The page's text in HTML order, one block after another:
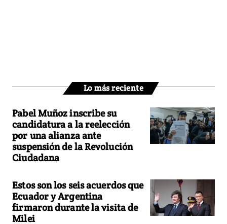
Lo más reciente
Pabel Muñoz inscribe su
candidatura a la reelección
por una alianza ante
suspensión de la Revolución
Ciudadana
Estos son los seis acuerdos que
Ecuador y Argentina
firmaron durante la visita de
Milei